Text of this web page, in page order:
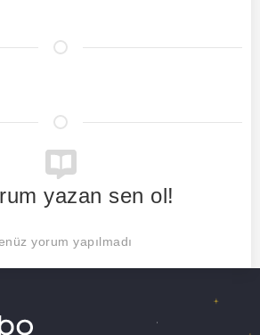
yazan sen ol!
yorum yapılmadı